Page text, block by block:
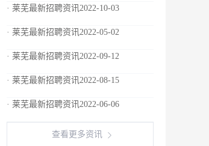
· 莱芜最新招聘资讯2022-10-03
· 莱芜最新招聘资讯2022-05-02
· 莱芜最新招聘资讯2022-09-12
· 莱芜最新招聘资讯2022-08-15
· 莱芜最新招聘资讯2022-06-06
查看更多资讯